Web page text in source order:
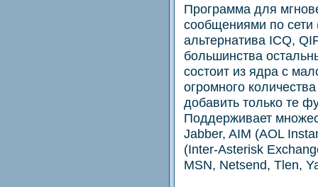
Программа для
сообщениями по
альтернатива ICQ,
большинства
состоит из ядра с
огромного
добавить только те
Поддерживает
Jabber, AIM (AOL
(Inter-Asterisk
MSN, Netsend, Tlen,